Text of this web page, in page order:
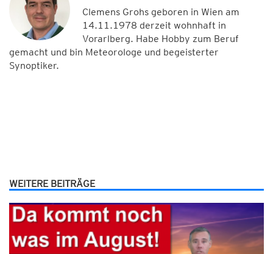
Clemens Grohs geboren in Wien am
14.11.1978 derzeit wohnhaft in
Vorarlberg. Habe Hobby zum Beruf
gemacht und bin Meteorologe und begeisterter
Synoptiker.
WEITERE BEITRÄGE